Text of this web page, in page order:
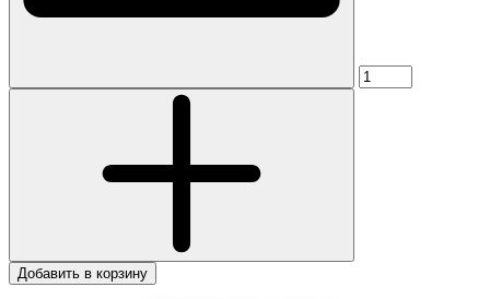
Добавить в корзину